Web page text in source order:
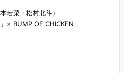
若菜・松村北斗）
× BUMP OF CHICKEN